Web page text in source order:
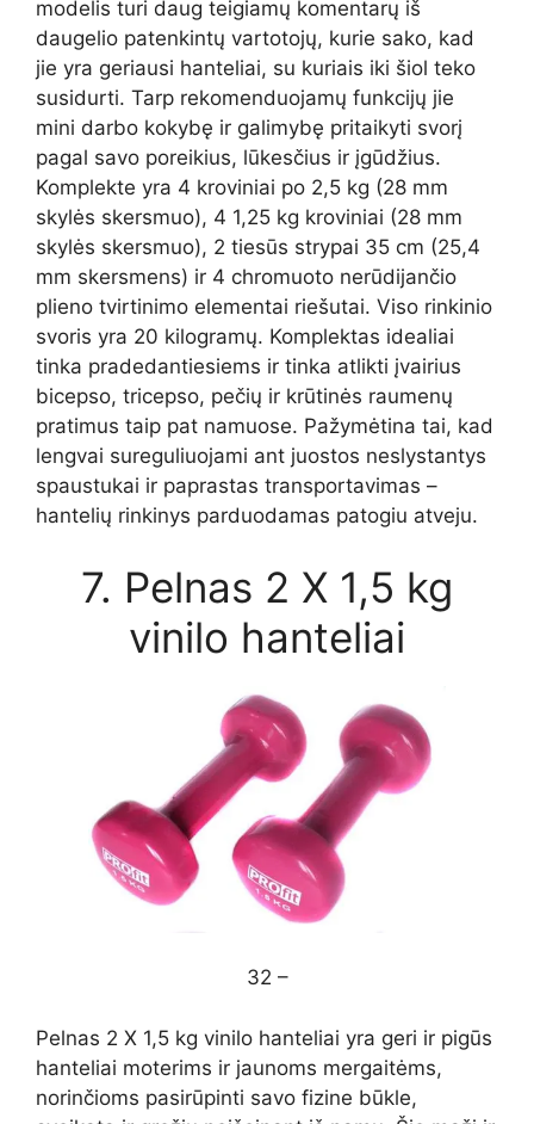
modelis turi daug teigiamų komentarų iš
daugelio patenkintų vartotojų, kurie sako, kad
jie yra geriausi hanteliai, su kuriais iki šiol teko
susidurti. Tarp rekomenduojamų funkcijų jie
mini darbo kokybę ir galimybę pritaikyti svorį
pagal savo poreikius, lūkesčius ir įgūdžius.
Komplekte yra 4 kroviniai po 2,5 kg (28 mm
skylės skersmuo), 4 1,25 kg kroviniai (28 mm
skylės skersmuo), 2 tiesūs strypai 35 cm (25,4
mm skersmens) ir 4 chromuoto nerūdijančio
plieno tvirtinimo elementai riešutai. Viso rinkinio
svoris yra 20 kilogramų. Komplektas idealiai
tinka pradedantiesiems ir tinka atlikti įvairius
bicepso, tricepso, pečių ir krūtinės raumenų
pratimus taip pat namuose. Pažymėtina tai, kad
lengvai sureguliuojami ant juostos neslystantys
spaustukai ir paprastas transportavimas –
hantelių rinkinys parduodamas patogiu atveju.
7. Pelnas 2 X 1,5 kg
vinilo hanteliai
32 –
Pelnas 2 X 1,5 kg vinilo hanteliai yra geri ir pigūs
hanteliai moterims ir jaunoms mergaitėms,
norinčioms pasirūpinti savo fizine būkle,